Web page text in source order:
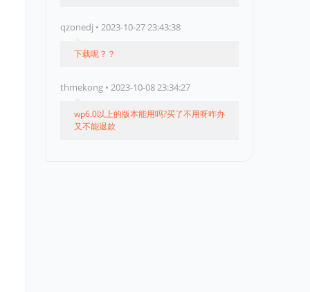
qzonedj • 2023-10-27 23:43:38
下载呢？？
thmekong • 2023-10-08 23:34:27
wp6.0以上的版本能用吗?买了不用呀咋办
又不能退款